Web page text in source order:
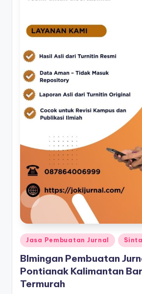
Posted
in
Jasa Pembuatan Jurnal Sinta
BImingan Pembuatan
Pontianak Kalimantan
Termurah